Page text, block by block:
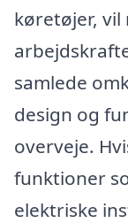
køretøjer,
samlede
design og
overveje.
funktioner
elektriske